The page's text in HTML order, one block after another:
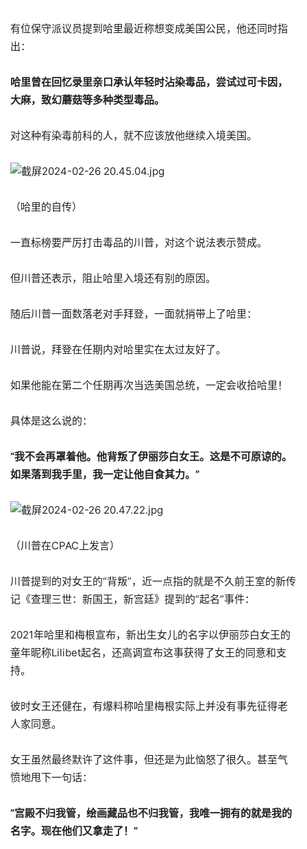
有位保守派议员提到哈里最近称想变成美国公民，他还同时指
出：
哈里曾在回忆录里亲口承认年轻时沾染毒品，尝试过可卡因，
大麻，致幻蘑菇等多种类型毒品。
对这种有染毒前科的人，就不应该放他继续入境美国。
（哈里的自传）
一直标榜要严厉打击毒品的川普，对这个说法表示赞成。
但川普还表示，阻止哈里入境还有别的原因。
随后川普一面数落老对手拜登，一面就捎带上了哈里：
川普说，拜登在任期内对哈里实在太过友好了。
如果他能在第二个任期再次当选美国总统，一定会收拾哈里！
具体是这么说的：
“我不会再罩着他。他背叛了伊丽莎白女王。这是不可原谅的。
如果落到我手里，我一定让他自食其力。”
（川普在CPAC上发言）
川普提到的对女王的“背叛”，近一点指的就是不久前王室的新传
记《查理三世：新国王，新宫廷》提到的“起名”事件：
2021年哈里和梅根宣布，新出生女儿的名字以伊丽莎白女王的
童年昵称Lilibet起名，还高调宣布这事获得了女王的同意和支
持。
彼时女王还健在，有爆料称哈里梅根实际上并没有事先征得老
人家同意。
女王虽然最终默许了这件事，但还是为此恼怒了很久。甚至气
愤地甩下一句话：
“宫殿不归我管，绘画藏品也不归我管，我唯一拥有的就是我的
名字。现在他们又拿走了！”